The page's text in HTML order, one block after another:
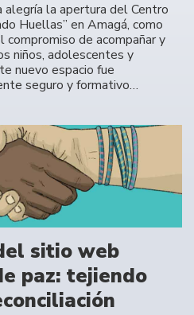
alegría la apertura del Centro
Huellas” en Amagá, como
compromiso de acompañar y
niños, adolescentes y
nuevo espacio fue
seguro y formativo…
sitio web
paz: tejiendo